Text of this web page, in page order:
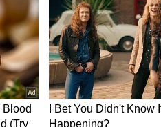
அப் சேட் மற்றும்
இருந்து எதையோ